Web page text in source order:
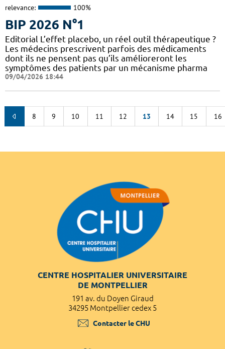
relevance: 100%
BIP 2026 N°1
Editorial L’effet placebo, un réel outil thérapeutique ?
Les médecins prescrivent parfois des médicaments
dont ils ne pensent pas qu’ils amélioreront les
symptômes des patients par un mécanisme pharma
09/04/2026 18:44
8 9 10 11 12 13 14 15 16
CENTRE HOSPITALIER UNIVERSITAIRE
DE MONTPELLIER
191 av. du Doyen Giraud
34295 Montpellier cedex 5
Contacter le CHU